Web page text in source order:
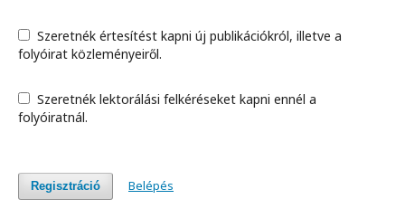
folyóirat közleményeiről.
folyóiratnál.
Regisztráció Belépés